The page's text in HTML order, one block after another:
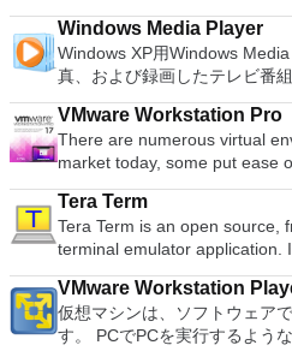
を使用するには、コンソール
BIOSが必要です。
ア語、マレーシア語、セシュ
語、スペイン語、フランス語
トヴィエシュ、リエトゥビウ
ク、ポルスキ、ポルトガル、
スロベンツキー、スロヴェン
Svenska、Türkçe。
presentations creator.
processing and analysis.
document file types (.docx,
support (iOS and Android).
Although it is a free suite,
many innovative features,
adjustment tool int he Writer
converter, automatic spell
It also has some neat tools
document, and converting
support. Overall, WPS Office 2016 Free is a good alternative
to Microsoft's offering. The
processor; the Presentation
effective slide show maker
は、スタンドアロンオプショ
主な機能は次のとおりです。
Connectを実行しているコンピュ
Screen Sharing（ARD）など
ソフトウェアを実行している
す。 各デバイスでVNC
バイス間の接続をバックアッ
の高度なキーが含まれています。 Bluetoothキーボードの
ート。 VNC Connectサブスクリプションには、無料、有料、
試用の3つのバージョンがあ
ンごとに、RealVNCのWebサ
ューターにVNC Connectをダ
に、RealVNCアカウントの資
シンでVNC Viewerにサインイ
か、PCまたはラップトップで
自の強化により、どこにいて
新機能は次のとおりです。 4K DHR向けに最適化 Ultra HD
Blu-ray、4K、HEVC / H.265
ト全画面モードで21：9モニ
オンのミニビューでYouTube
Vimeoで4K HDRおよび360ビ
の向上：Microsoft Mixed
およびOculus Riftをサポート
注：これは商用トライアルで
XPS形式にエクスポートして
すると、これらのプログラム
XPS形式の電子メール添付フ
ます（特定の機能はプログラ
ダウンロードは、次のOffice
Microsoft Office Access 2007。 Microsoft Office Excel 2007。
Microsoft Office InfoPath 2007。 Microsoft Office
2007。 Microsoft Office PowerPoint 2007。 Microsoft Office
Publisher 2007。 Microsoft Office Visio 2007。 Microsoft
Office Word 2007。 2007 Microsoft Officeプログラムのこの
Microsoft Save as PDFまたは
Office systemソフトウェアの
Office systemソフトウェアの
す。 システム要件：サポート
ステム。 Windows Server
Windows Media Player
Windows XP用Windows
真、および録画したテレビ番
適な機能を搭載しています。
めのポータブル デバイスとの
との共有も、すべて1か所で行えます。 シンプ
まったく新しい外観でデジタ
ます。 大好きな音楽をより多
楽しくなります。 エンターテ
音楽、ビデオ、写真、録画し
しめます。 どこでも楽しめる
写真にアクセスできます。
VMware Workstation Pro
There are numerous virtual
market today, some put ease
place integration above
the easiest to use, the fastest
it comes to evaluating a new
patches, in an isolated and safe
Features include: Powerful 3D Graphics - DirectX 10* and
OpenGL 3.3 support. VMware
anywhere on VMware
Support - Drag and drop VMs
Tera Term
Tera Term is an open source,
terminal emulator application. It can
computer terminals, from
supports telnet, SSH 1 & 2 and serial port
has a built-in macro scripting
plugins. Key features include: Automatically creates logs with
VMware Workstation
仮想マシンは、ソフトウェア
す。 PCでPCを実行するよう